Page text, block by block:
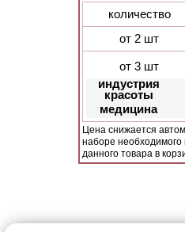
количество
от 2 шт
от 3 шт
индустрия
красоты
медицина
Цена снижается
наборе необходимого
данного товара в